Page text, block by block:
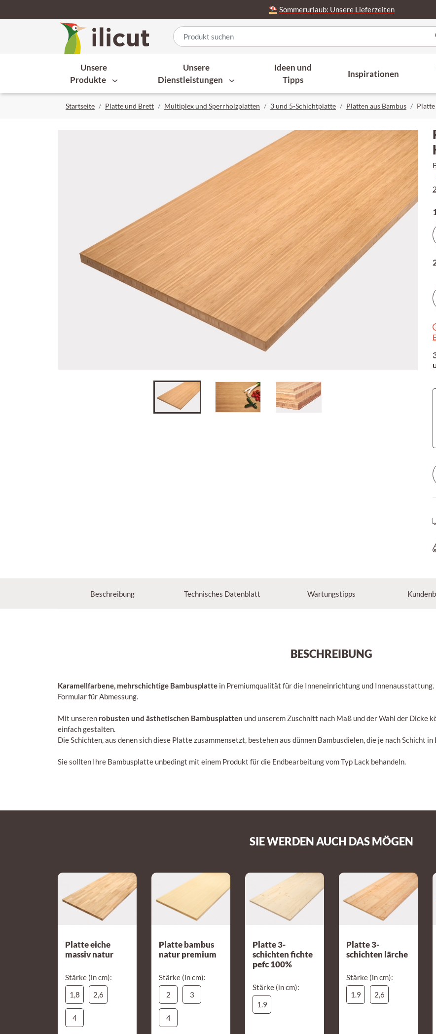
⛱️ Sommerurlaub: Unsere Lieferzeiten
Unsere
Produkte
Unsere
Dienstleistungen
Ideen und
Tipps
Inspirationen
Startseite Platte und Brett Multiplex und Sperrholzplatten 3 und 5-Schichtplatte Platten aus Bambus
Beschreibung Technisches Datenblatt Wartungstipps
BESCHREIBUNG
Karamellfarbene, mehrschichtige Bambusplatte in Premiumqualität für die Inneneinrichtung und
Formular für Abmessung.
Mit unseren robusten und ästhetischen Bambusplatten und unserem Zuschnitt nach Maß und der Wahl der Dicke
einfach gestalten.
Die Schichten, aus denen sich diese Platte zusammensetzt, bestehen aus dünnen Bambusdielen, die je nach Schicht
Sie sollten Ihre Bambusplatte unbedingt mit einem Produkt für die Endbearbeitung vom Typ Lack behandeln.
SIE WERDEN AUCH DAS MÖGEN
Platte eiche
massiv natur
Stärke (in cm):
1,8
2,6
4
Platte bambus
natur premium
Stärke (in cm):
2
3
4
Platte 3-
schichten fichte
pefc 100%
Stärke (in cm):
1.9
Platte 3-
schichten lärche
Stärke (in cm):
1.9
2,6